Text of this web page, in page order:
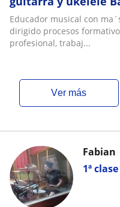
Educador musical con
dirigido procesos
profesional, trabaj...
ver más
1ª
Fabian